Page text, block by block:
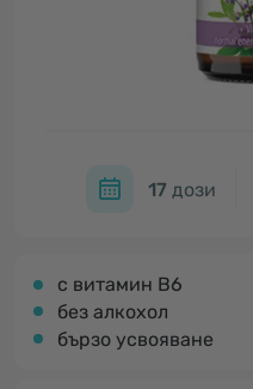
17 дози
c витамин B6
без алкохол
бързо усвояване